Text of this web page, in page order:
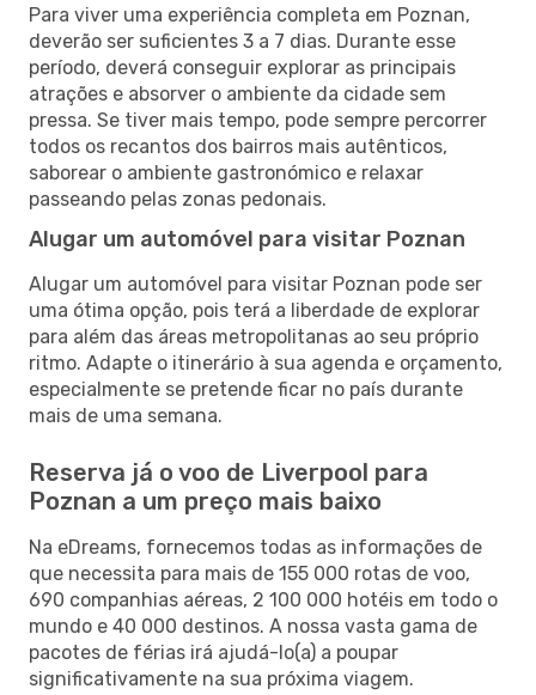
Para viver uma experiência completa em Poznan,
deverão ser suficientes 3 a 7 dias. Durante esse
período, deverá conseguir explorar as principais
atrações e absorver o ambiente da cidade sem
pressa. Se tiver mais tempo, pode sempre percorrer
todos os recantos dos bairros mais autênticos,
saborear o ambiente gastronómico e relaxar
passeando pelas zonas pedonais.
Alugar um automóvel para visitar Poznan
Alugar um automóvel para visitar Poznan pode ser
uma ótima opção, pois terá a liberdade de explorar
para além das áreas metropolitanas ao seu próprio
ritmo. Adapte o itinerário à sua agenda e orçamento,
especialmente se pretende ficar no país durante
mais de uma semana.
Reserva já o voo de Liverpool para
Poznan a um preço mais baixo
Na eDreams, fornecemos todas as informações de
que necessita para mais de 155 000 rotas de voo,
690 companhias aéreas, 2 100 000 hotéis em todo o
mundo e 40 000 destinos. A nossa vasta gama de
pacotes de férias irá ajudá-lo(a) a poupar
significativamente na sua próxima viagem.